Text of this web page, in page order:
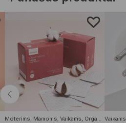
Moterims Mamoms Vaikams Organiškos drėgnos servetėlės Vaikams